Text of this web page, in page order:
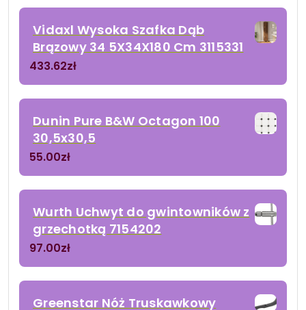
Vidaxl Wysoka Szafka Dąb
Brązowy 34 5X34X180 Cm 3115331
433.62zł
Dunin Pure B&W Octagon 100
30,5x30,5
55.00zł
Wurth Uchwyt do gwintowników z
grzechotką 7154202
97.00zł
Greenstar Nóż Truskawkowy